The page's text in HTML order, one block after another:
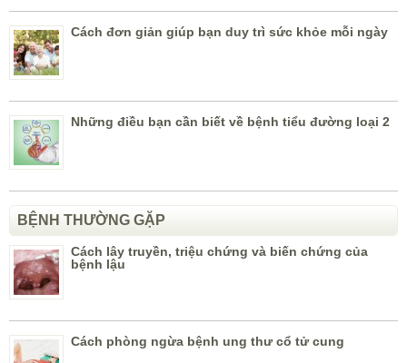
Cách đơn giản giúp bạn duy trì sức khỏe mỗi ngày
Những điều bạn cần biết về bệnh tiểu đường loại 2
BỆNH THƯỜNG GẶP
Cách lây truyền, triệu chứng và biến chứng của
bệnh lậu
Cách phòng ngừa bệnh ung thư cổ tử cung